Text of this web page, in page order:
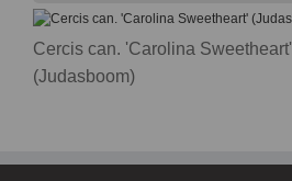
Cercis can. 'Carolina Sweetheart'
(Judasboom)